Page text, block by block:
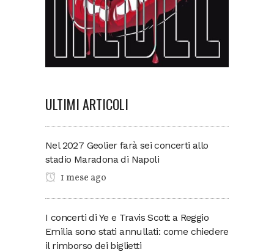
ULTIMI ARTICOLI
Nel 2027 Geolier farà sei concerti allo
stadio Maradona di Napoli
1 mese ago
I concerti di Ye e Travis Scott a Reggio
Emilia sono stati annullati: come chiedere
il rimborso dei biglietti